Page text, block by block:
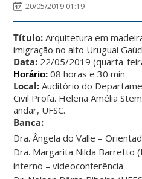
20/05/2019 01:19
Título:Arquitetura em
imigração no alto Uruguai
Data: 22/05/2019 (quarta-
Horário: 08 horas e 30 min
Local: Auditório do
Civil Profa. Helena Amélia
andar, UFSC.
Banca:
Dra. Ângela do Valle –
Dra. Margarita Nilda Barretto
interno – videoconferência